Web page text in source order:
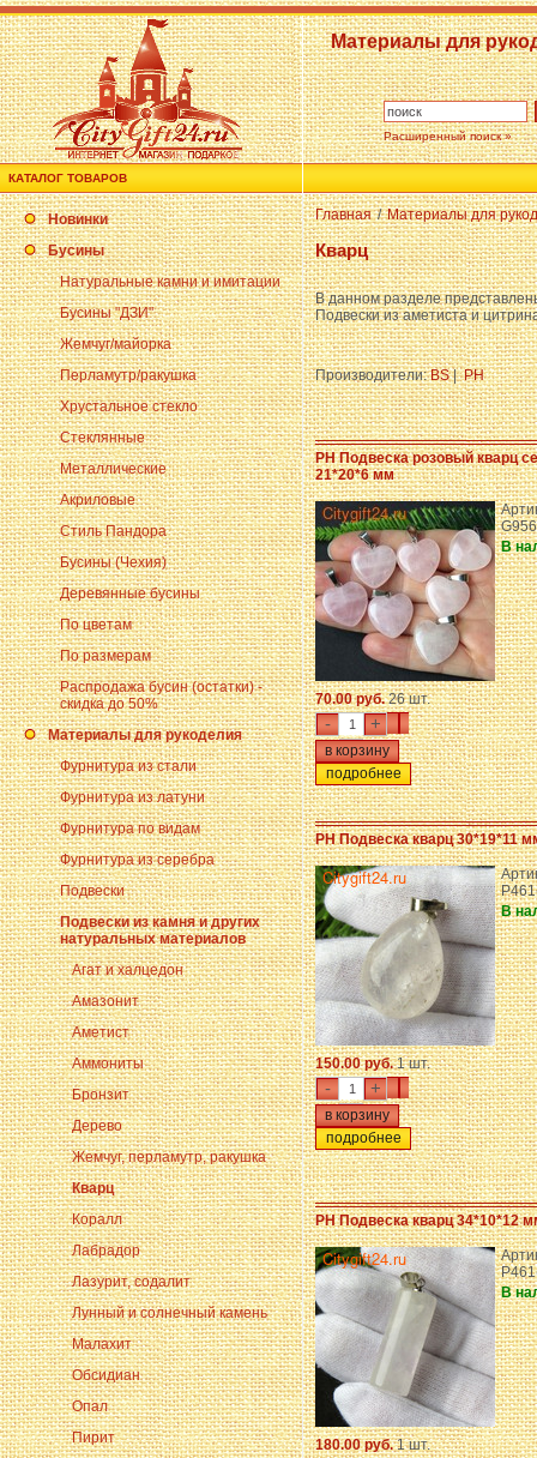
Материалы для
Расширенный поиск »
КАТАЛОГ ТОВАРОВ
Новинки
Бусины
Натуральные камни и имитации
Бусины "ДЗИ"
Жемчуг/майорка
Перламутр/ракушка
Хрустальное стекло
Стеклянные
Металлические
Акриловые
Стиль Пандора
Бусины (Чехия)
Деревянные бусины
По цветам
По размерам
Распродажа бусин (остатки) -
скидка до 50%
Материалы для рукоделия
Фурнитура из стали
Фурнитура из латуни
Фурнитура по видам
Фурнитура из серебра
Подвески
Подвески из камня и других
натуральных материалов
Агат и халцедон
Амазонит
Аметист
Аммониты
Бронзит
Дерево
Жемчуг, перламутр, ракушка
Кварц
Коралл
Лабрадор
Лазурит, содалит
Лунный и солнечный камень
Малахит
Обсидиан
Опал
Пирит
Главная / Материалы для
Кварц
В данном разделе
Подвески из аметиста и
Производители:BS| PH
PH Подвеска розовый кварц
21*20*6 мм
В
70.00 руб.26 шт.
- +
подробнее
PH Подвеска кварц 30*19*11
В
150.00 руб.1 шт.
- +
подробнее
PH Подвеска кварц 34*10*12
В
180.00 руб.1 шт.